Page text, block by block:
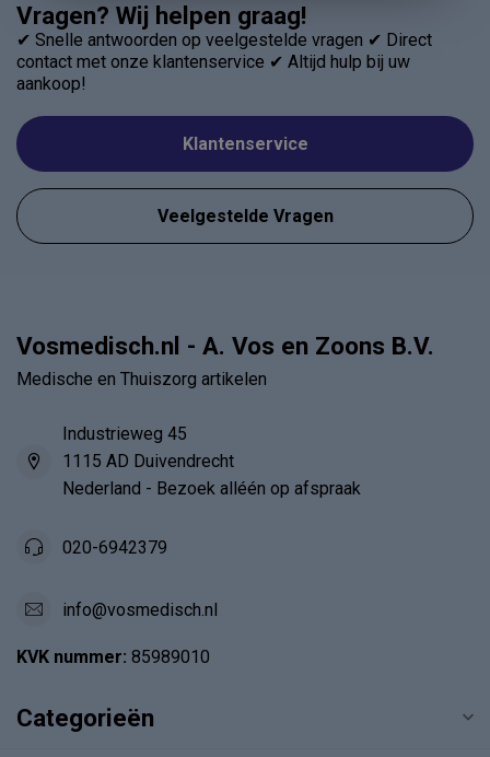
Vragen? Wij helpen graag!
✔ Snelle antwoorden op veelgestelde vragen ✔ Direct
contact met onze klantenservice ✔ Altijd hulp bij uw
aankoop!
Klantenservice
Veelgestelde Vragen
Vosmedisch.nl - A. Vos en Zoons B.V.
Medische en Thuiszorg artikelen
Industrieweg 45
1115 AD Duivendrecht
Nederland - Bezoek alléén op afspraak
020-6942379
info@vosmedisch.nl
KVK nummer: 85989010
Categorieën